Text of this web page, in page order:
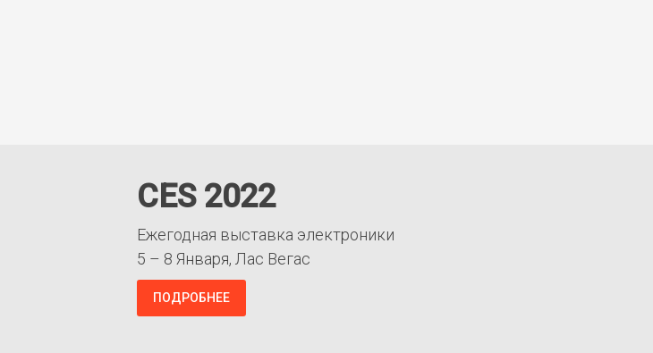
CES 2022
Ежегодная выставка электроники
5 – 8 Января, Лас Вегас
ПОДРОБНЕЕ